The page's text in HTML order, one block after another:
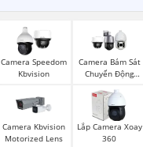
Camera Speedom
Kbvision
Camera Bám Sát
Chuyển Động
Camera Kbvision
Motorized Lens
Lắp Camera Xoay
360